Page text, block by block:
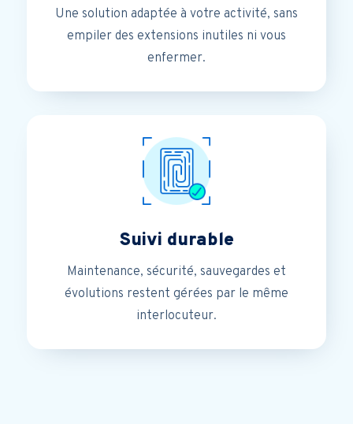
Une solution adaptée à votre activité, sans
empiler des extensions inutiles ni vous
enfermer.
Suivi durable
Maintenance, sécurité, sauvegardes et
évolutions restent gérées par le même
interlocuteur.